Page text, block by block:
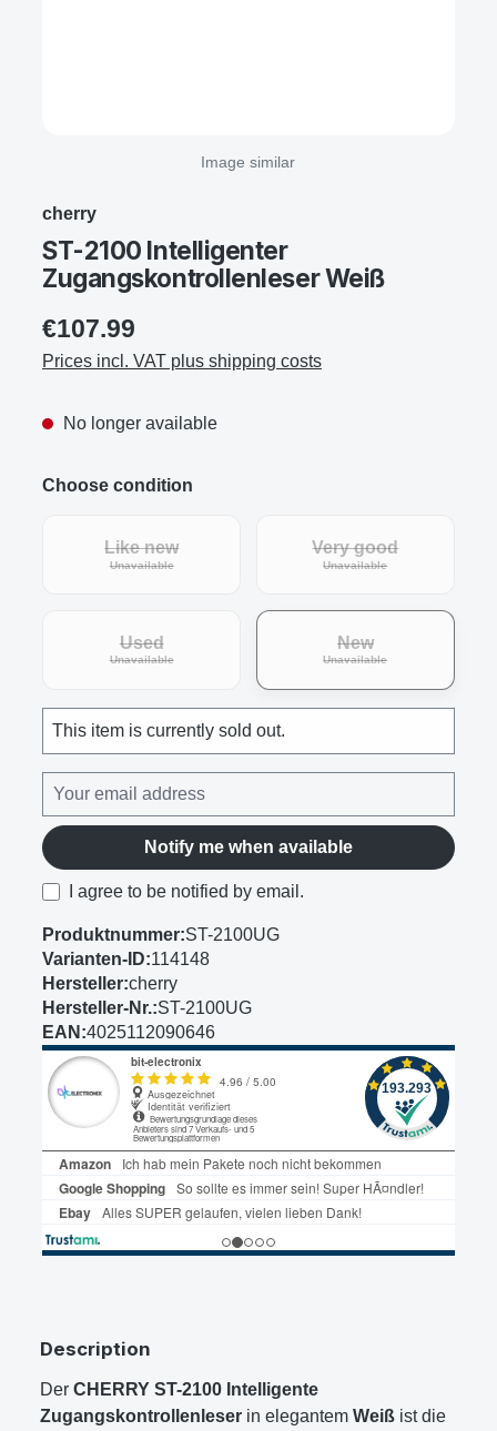
Image similar
cherry
ST-2100 Intelligenter
Zugangskontrollenleser Weiß
€107.99
Prices incl. VAT plus shipping costs
No longer available
Choose condition
Like new
Unavailable(This option is currently unavailable.)
Very good
Unavailable(This option is
Used
Unavailable(This option is currently unavailable.)
New
Unavailable(This option is
This item is currently sold out.
Notify me when available
I agree to be notified by email.
Produktnummer:ST-2100UG
Varianten-ID:114148
Hersteller:cherry
Hersteller-Nr.:ST-2100UG
EAN:4025112090646
Description
Der CHERRY ST-2100 Intelligente
Zugangskontrollenleser in elegantem Weiß ist die